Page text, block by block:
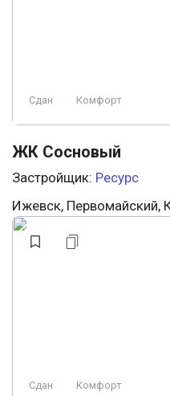
Сдан Комфорт
ЖК Сосновый
Застройщик: Ресурс
Ижевск, Первомайский,
Сдан Комфорт